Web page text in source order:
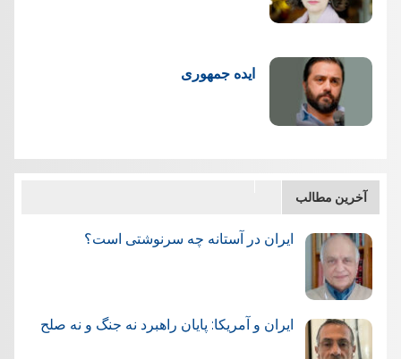
ایده جمهوری
آخرین مطالب
ایران در آستانه چه سرنوشتی است؟
ایران و آمریکا: پایان راهبرد نه جنگ و نه صلح